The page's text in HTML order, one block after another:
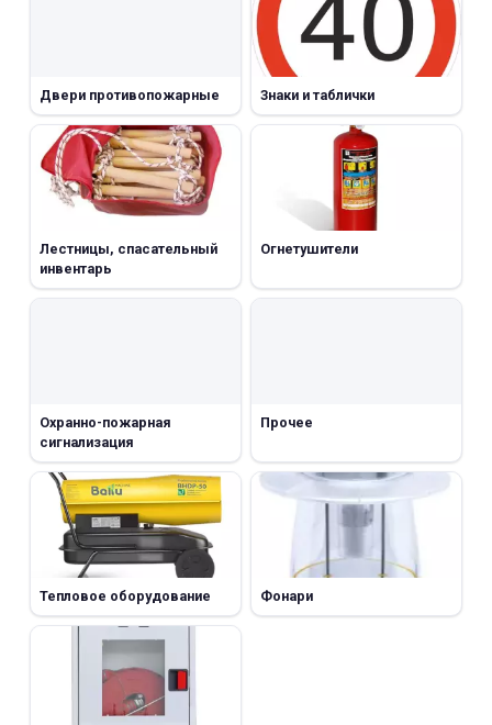
Двери противопожарные Знаки и таблички
Лестницы, спасательный
инвентарь
Огнетушители
Охранно-пожарная
сигнализация
Прочее
Тепловое оборудование Фонари